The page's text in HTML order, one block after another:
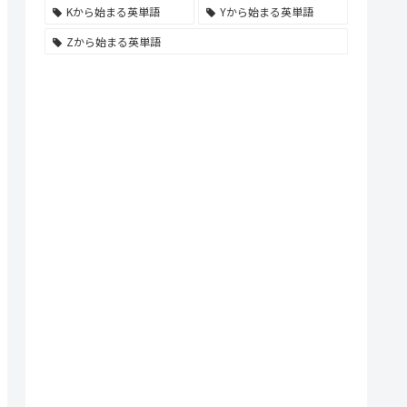
Kから始まる英単語
Yから始まる英単語
Zから始まる英単語